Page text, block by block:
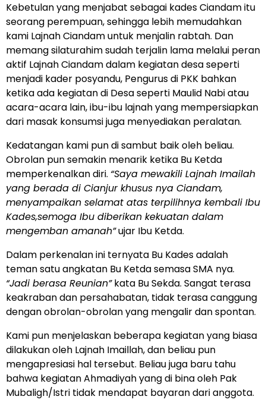
Kebetulan yang menjabat sebagai kades Ciandam itu
seorang perempuan, sehingga lebih memudahkan
kami Lajnah Ciandam untuk menjalin rabtah. Dan
memang silaturahim sudah terjalin lama melalui peran
aktif Lajnah Ciandam dalam kegiatan desa seperti
menjadi kader posyandu, Pengurus di PKK bahkan
ketika ada kegiatan di Desa seperti Maulid Nabi atau
acara-acara lain, ibu-ibu lajnah yang mempersiapkan
dari masak konsumsi juga menyediakan peralatan.
Kedatangan kami pun di sambut baik oleh beliau.
Obrolan pun semakin menarik ketika Bu Ketda
memperkenalkan diri. “Saya mewakili Lajnah Imailah
yang berada di Cianjur khusus nya Ciandam,
menyampaikan selamat atas terpilihnya kembali Ibu
Kades,semoga Ibu diberikan kekuatan dalam
mengemban amanah”ujar Ibu Ketda.
Dalam perkenalan ini ternyata Bu Kades adalah
teman satu angkatan Bu Ketda semasa SMA nya.
“Jadi berasa Reunian”kata Bu Sekda. Sangat terasa
keakraban dan persahabatan, tidak terasa canggung
dengan obrolan-obrolan yang mengalir dan spontan.
Kami pun menjelaskan beberapa kegiatan yang biasa
dilakukan oleh Lajnah Imaillah, dan beliau pun
mengapresiasi hal tersebut. Beliau juga baru tahu
bahwa kegiatan Ahmadiyah yang di bina oleh Pak
Mubaligh/Istri tidak mendapat bayaran dari anggota.